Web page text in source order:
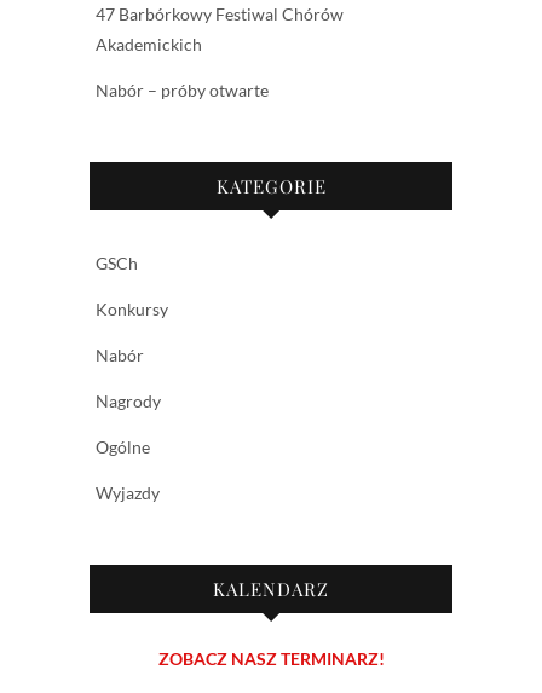
47 Barbórkowy Festiwal Chórów
Akademickich
Nabór – próby otwarte
KATEGORIE
GSCh
Konkursy
Nabór
Nagrody
Ogólne
Wyjazdy
KALENDARZ
ZOBACZ NASZ TERMINARZ!